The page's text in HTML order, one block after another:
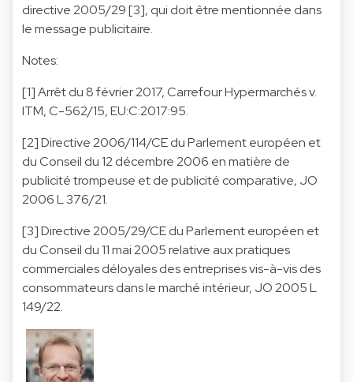
directive 2005/29 [3], qui doit être mentionnée dans
le message publicitaire.
Notes:
[1] Arrêt du 8 février 2017, Carrefour Hypermarchés v.
ITM, C-562/15, EU:C:2017:95.
[2] Directive 2006/114/CE du Parlement européen et
du Conseil du 12 décembre 2006 en matière de
publicité trompeuse et de publicité comparative, JO
2006 L 376/21.
[3] Directive 2005/29/CE du Parlement européen et
du Conseil du 11 mai 2005 relative aux pratiques
commerciales déloyales des entreprises vis-à-vis des
consommateurs dans le marché intérieur, JO 2005 L
149/22.